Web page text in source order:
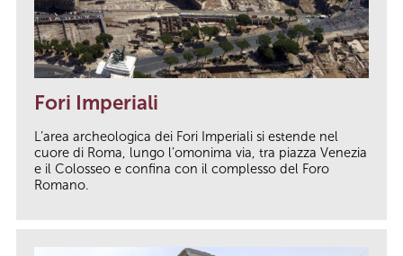
Fori Imperiali
L’area archeologica dei Fori Imperiali si estende nel
cuore di Roma, lungo l’omonima via, tra piazza Venezia
e il Colosseo e confina con il complesso del Foro
Romano.